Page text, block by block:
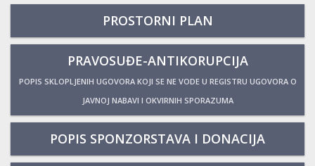
PROSTORNI PLAN
PRAVOSUĐE-ANTIKORUPCIJA
POPIS SKLOPLJENIH UGOVORA KOJI SE NE VODE U REGISTRU UGOVORA O
JAVNOJ NABAVI I OKVIRNIH SPORAZUMA
POPIS SPONZORSTAVA I DONACIJA